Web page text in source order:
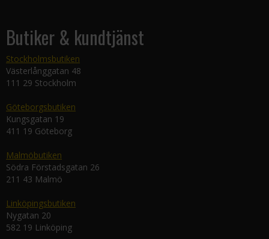
Butiker & kundtjänst
Stockholmsbutiken
Västerlånggatan 48
111 29 Stockholm
Göteborgsbutiken
Kungsgatan 19
411 19 Göteborg
Malmöbutiken
Södra Förstadsgatan 26
211 43 Malmö
Linköpingsbutiken
Nygatan 20
582 19 Linköping